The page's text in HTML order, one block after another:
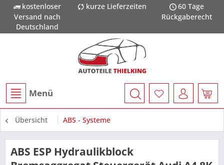
kostenloser
Versand nach
Deutschland
kurze Lieferzeiten
60 Tage
Rückgaberecht
Menü
Übersicht ABS - Systeme
ABS ESP Hydraulikblock